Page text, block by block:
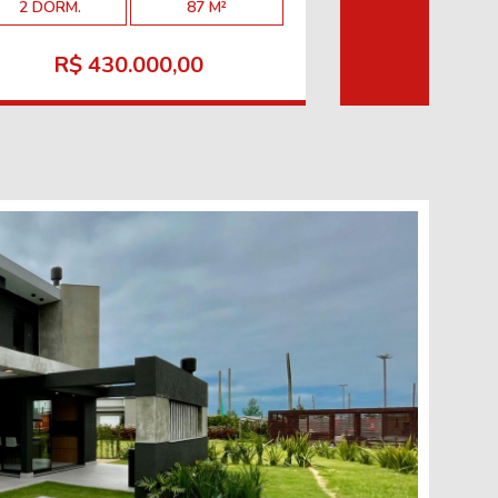
2 DORM. 87 M²
R$ 430.000,00